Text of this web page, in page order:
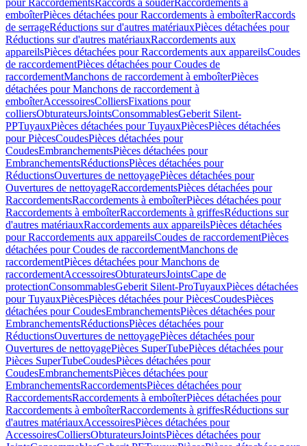
pour RaccordementsRaccords à souderRaccordements à
emboîterPièces détachées pour Raccordements à emboîterRaccords
de serrageRéductions sur d'autres matériauxPièces détachées pour
Réductions sur d'autres matériauxRaccordements aux
appareilsPièces détachées pour Raccordements aux appareilsCoudes
de raccordementPièces détachées pour Coudes de
raccordementManchons de raccordement à emboîterPièces
détachées pour Manchons de raccordement à
emboîterAccessoiresColliersFixations pour
colliersObturateursJointsConsommablesGeberit Silent-
PPTuyauxPièces détachées pour TuyauxPiècesPièces détachées
pour PiècesCoudesPièces détachées pour
CoudesEmbranchementsPièces détachées pour
EmbranchementsRéductionsPièces détachées pour
RéductionsOuvertures de nettoyagePièces détachées pour
Ouvertures de nettoyageRaccordementsPièces détachées pour
RaccordementsRaccordements à emboîterPièces détachées pour
Raccordements à emboîterRaccordements à griffesRéductions sur
d'autres matériauxRaccordements aux appareilsPièces détachées
pour Raccordements aux appareilsCoudes de raccordementPièces
détachées pour Coudes de raccordementManchons de
raccordementPièces détachées pour Manchons de
raccordementAccessoiresObturateursJointsCape de
protectionConsommablesGeberit Silent-ProTuyauxPièces détachées
pour TuyauxPiècesPièces détachées pour PiècesCoudesPièces
détachées pour CoudesEmbranchementsPièces détachées pour
EmbranchementsRéductionsPièces détachées pour
RéductionsOuvertures de nettoyagePièces détachées pour
Ouvertures de nettoyagePièces SuperTubePièces détachées pour
Pièces SuperTubeCoudesPièces détachées pour
CoudesEmbranchementsPièces détachées pour
EmbranchementsRaccordementsPièces détachées pour
RaccordementsRaccordements à emboîterPièces détachées pour
Raccordements à emboîterRaccordements à griffesRéductions sur
d'autres matériauxAccessoiresPièces détachées pour
AccessoiresColliersObturateursJointsPièces détachées pour